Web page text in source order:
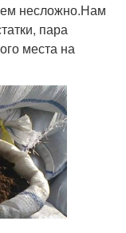
несложно.Нам
пара
места на